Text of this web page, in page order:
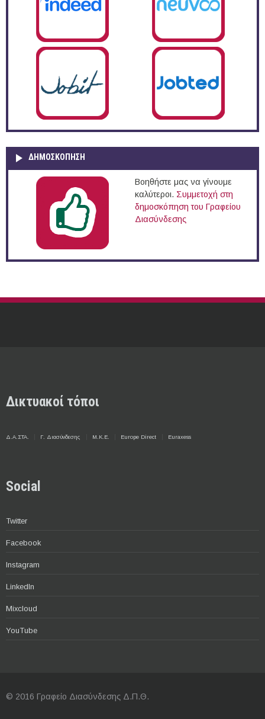
ΔΗΜΟΣΚΌΠΗΣΗ
Βοηθήστε μας να γίνουμε
καλύτεροι. Συμμετοχή στη
δημοσκόπηση του Γραφείου
Διασύνδεσης
Δικτυακοί τόποι
Δ.Α.ΣΤΑ. Γ. Διασύνδεσης Μ.Κ.Ε. Europe Direct Euraxess
Social
Twitter
Facebook
Instagram
LinkedIn
Mixcloud
YouTube
© 2016 Γραφείο Διασύνδεσης Δ.Π.Θ.